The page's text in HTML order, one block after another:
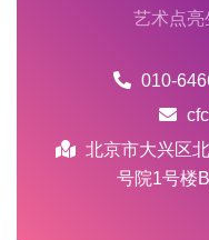
艺术点亮
010-
北京市大兴区
号院1号楼